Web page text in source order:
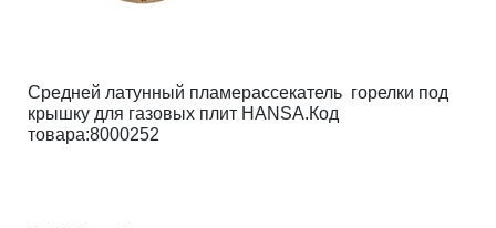
Средней латунный пламерассекатель горелки под
крышку для газовых плит HANSA.Код
товара:8000252